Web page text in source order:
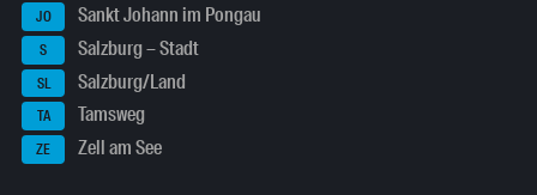
JO Sankt Johann im Pongau
S Salzburg – Stadt
SL Salzburg/Land
TA Tamsweg
ZE Zell am See